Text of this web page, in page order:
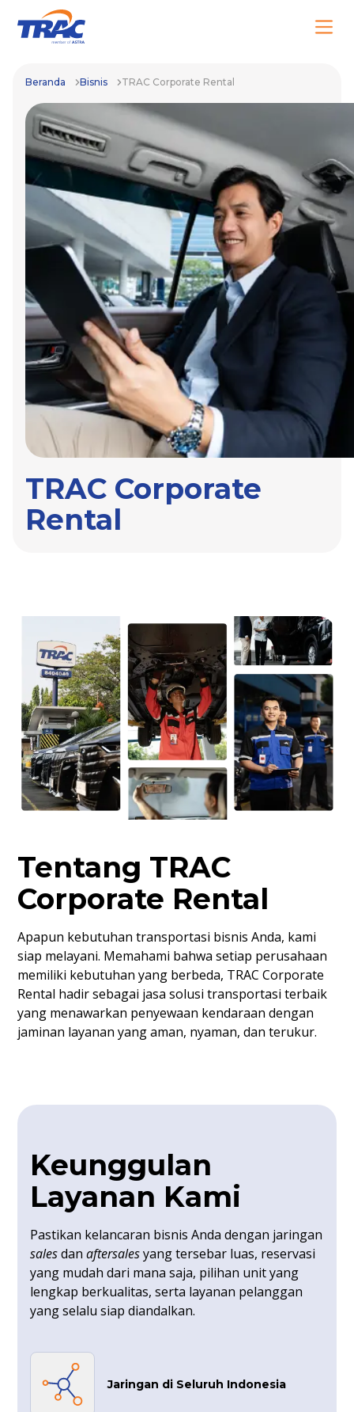
Beranda Bisnis TRAC Corporate Rental
TRAC Corporate
Rental
Tentang TRAC
Corporate Rental
Apapun kebutuhan transportasi bisnis Anda, kami
siap melayani. Memahami bahwa setiap perusahaan
memiliki kebutuhan yang berbeda, TRAC Corporate
Rental hadir sebagai jasa solusi transportasi terbaik
yang menawarkan penyewaan kendaraan dengan
jaminan layanan yang aman, nyaman, dan terukur.
Keunggulan
Layanan Kami
Pastikan kelancaran bisnis Anda dengan jaringan
salesdan aftersalesyang tersebar luas, reservasi
yang mudah dari mana saja, pilihan unit yang
lengkap berkualitas, serta layanan pelanggan
yang selalu siap diandalkan.
Jaringan di Seluruh Indonesia